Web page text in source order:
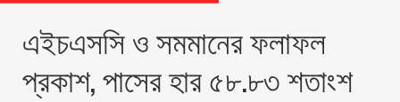
এইচএসসি ও সমমানের ফলাফল
প্রকাশ, পাসের হার ৫৮.৮৩ শতাংশ